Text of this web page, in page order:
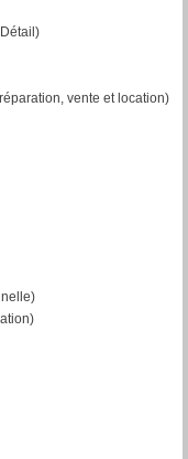
vente et location)